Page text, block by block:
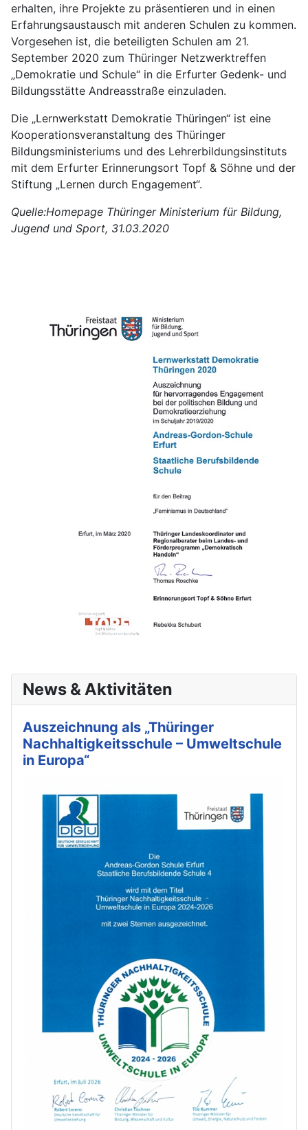
erhalten, ihre Projekte zu präsentieren und in einen
Erfahrungsaustausch mit anderen Schulen zu kommen.
Vorgesehen ist, die beteiligten Schulen am 21.
September 2020 zum Thüringer Netzwerktreffen
„Demokratie und Schule“ in die Erfurter Gedenk- und
Bildungsstätte Andreasstraße einzuladen.
Die „Lernwerkstatt Demokratie Thüringen“ ist eine
Kooperationsveranstaltung des Thüringer
Bildungsministeriums und des Lehrerbildungsinstituts
mit dem Erfurter Erinnerungsort Topf & Söhne und der
Stiftung „Lernen durch Engagement“.
Quelle:Homepage Thüringer Ministerium für Bildung,
Jugend und Sport, 31.03.2020
News & Aktivitäten
Auszeichnung als „Thüringer
Nachhaltigkeitsschule – Umweltschule
in Europa“